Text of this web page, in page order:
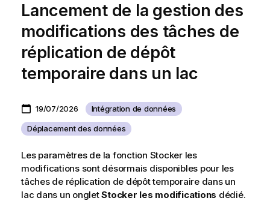
Lancement de la gestion des
modifications des tâches de
réplication de dépôt
temporaire dans un lac
19/07/2026 Intégration de données
Déplacement des données
Les paramètres de la fonction Stocker les
modifications sont désormais disponibles pour les
tâches de réplication de dépôt temporaire dans un
lac dans un ongletStocker les modifications dédié.